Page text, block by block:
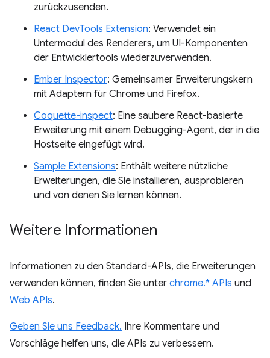
zurückzusenden.
React DevTools Extension: Verwendet ein
Untermodul des Renderers, um UI-Komponenten
der Entwicklertools wiederzuverwenden.
Ember Inspector: Gemeinsamer Erweiterungskern
mit Adaptern für Chrome und Firefox.
Coquette-inspect: Eine saubere React-basierte
Erweiterung mit einem Debugging-Agent, der in die
Hostseite eingefügt wird.
Sample Extensions: Enthält weitere nützliche
Erweiterungen, die Sie installieren, ausprobieren
und von denen Sie lernen können.
Weitere Informationen
Informationen zu den Standard-APIs, die Erweiterungen
verwenden können, finden Sie unter chrome.* APIs und
Web APIs.
Geben Sie uns Feedback. Ihre Kommentare und
Vorschläge helfen uns, die APIs zu verbessern.